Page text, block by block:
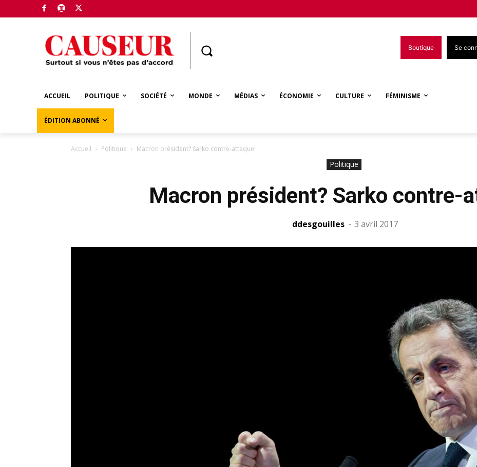
Boutique Se
ACCUEIL POLITIQUE SOCIÉTÉ MONDE MÉDIAS ÉCONOMIE CULTURE FÉMINISME
ÉDITION ABONNÉ
Accueil Politique Macron président? Sarko contre-attaque!
Politique
Macron président? Sarko contre-
ddesgouilles - 3 avril 2017